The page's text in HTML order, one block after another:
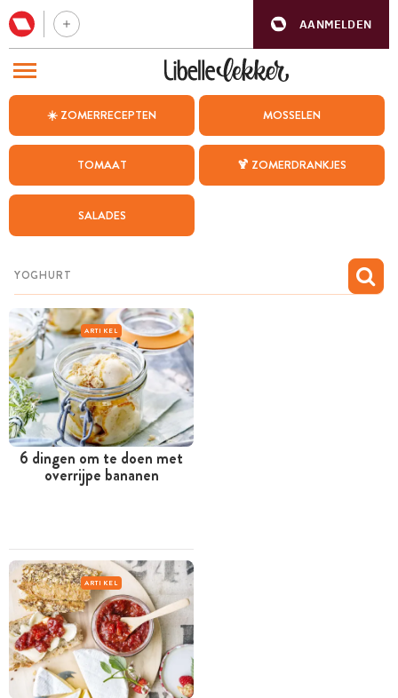
AANMELDEN
☀️ ZOMERRECEPTEN MOSSELEN
TOMAAT 🍹 ZOMERDRANKJES
SALADES
ARTIKEL
6 dingen om te doen met
overrijpe bananen
ARTIKEL
BEZOEK ONZE ANDERE WEBSITES
WEEKMENU
CHAT MET MAIA
MIJN BEWAARDE RECEPTEN